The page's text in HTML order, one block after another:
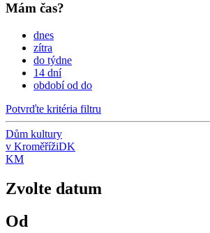
Mám čas?
dnes
zítra
do týdne
14 dní
období od do
Potvrďte kritéria filtru
Dům kultury
v KroměřížiDK
KM
Zvolte datum
Od